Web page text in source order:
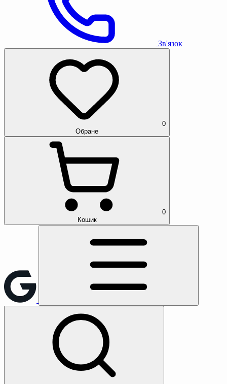
Зв'язок
0
Обране
0
Кошик